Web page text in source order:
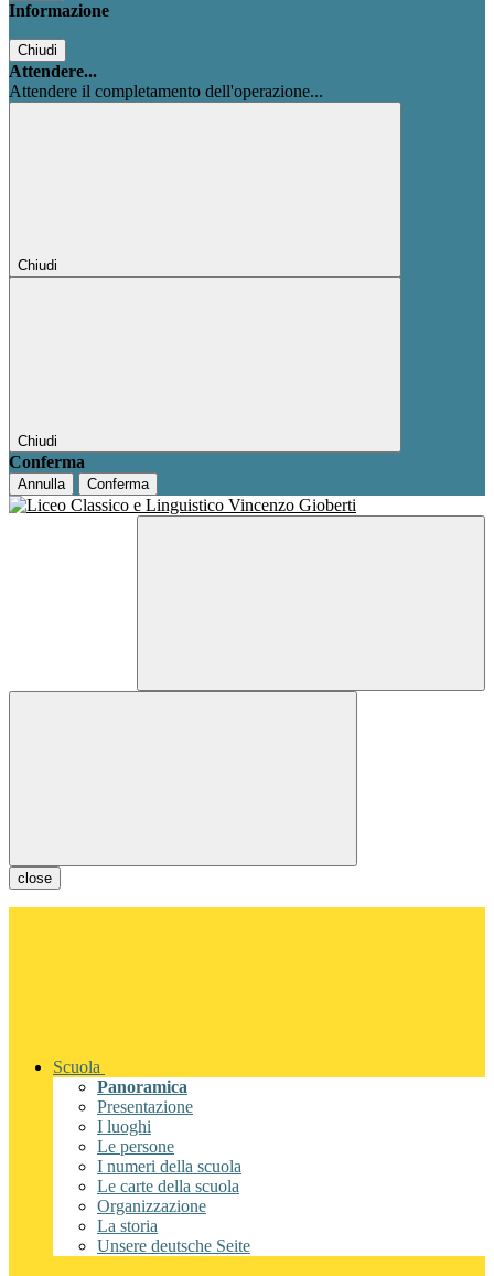
Informazione
Chiudi
Attendere...
Attendere il completamento dell'operazione...
Chiudi
Chiudi
Conferma
Annulla Conferma
close
Scuola
Panoramica
Presentazione
I luoghi
Le persone
I numeri della scuola
Le carte della scuola
Organizzazione
La storia
Unsere deutsche Seite